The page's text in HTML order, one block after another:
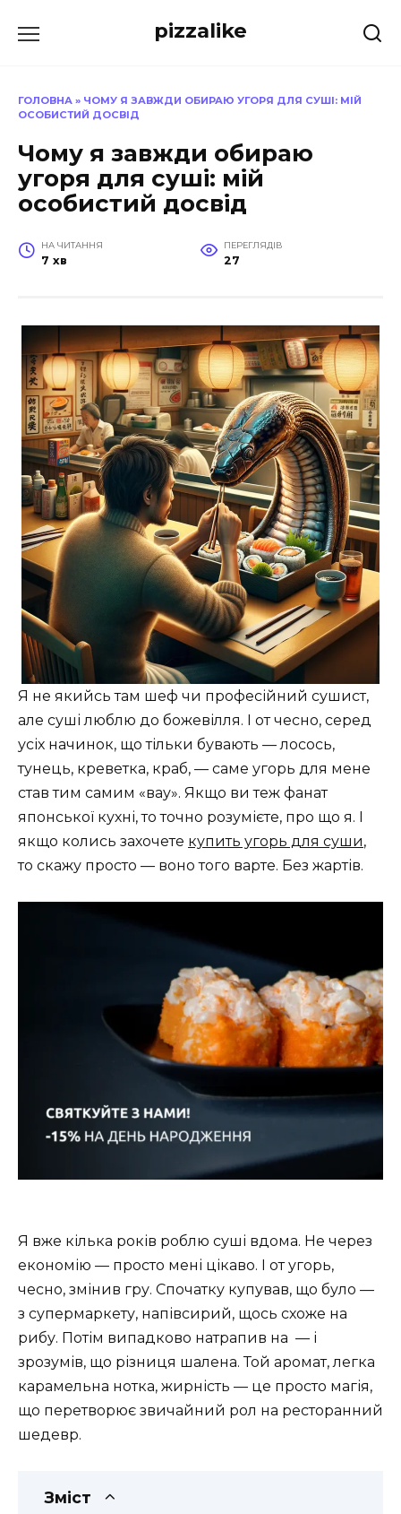
до
pizzalike
ГОЛОВНА » ЧОМУ Я ЗАВЖДИ ОБИРАЮ УГОРЯ ДЛЯ СУШІ: МІЙ
ОСОБИСТИЙ ДОСВІД
Чому я завжди обираю
угоря для суші: мій
особистий досвід
НА ЧИТАННЯ
7 хв
ПЕРЕГЛЯДІВ
27
Я не якийсь там шеф чи професійний сушист,
але суші люблю до божевілля. І от чесно, серед
усіх начинок, що тільки бувають — лосось,
тунець, креветка, краб, — саме угорь для мене
став тим самим «вау». Якщо ви теж фанат
японської кухні, то точно розумієте, про що я. І
якщо колись захочете купить угорь для суши,
то скажу просто — воно того варте. Без жартів.
Я вже кілька років роблю суші вдома. Не через
економію — просто мені цікаво. І от угорь,
чесно, змінив гру. Спочатку купував, що було —
з супермаркету, напівсирий, щось схоже на
рибу. Потім випадково натрапив на — і
зрозумів, що різниця шалена. Той аромат, легка
карамельна нотка, жирність — це просто магія,
що перетворює звичайний рол на ресторанний
шедевр.
Зміст